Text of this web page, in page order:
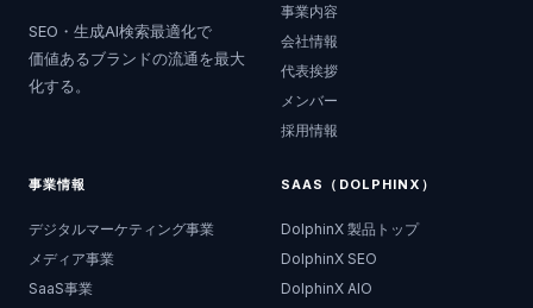
SEO・生成AI検索最適化で
価値あるブランドの流通を最大
化する。
事業内容
会社情報
代表挨拶
メンバー
採用情報
事業情報
デジタルマーケティング事業
メディア事業
SaaS事業
SAAS（DOLPHINX）
DolphinX 製品トップ
DolphinX SEO
DolphinX AIO